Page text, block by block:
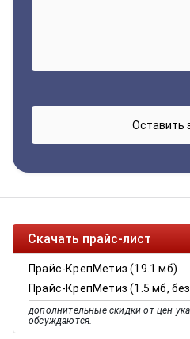
Скачать прайс-лист
Прайс-КрепМетиз (19.1 мб)
Прайс-КрепМетиз (1.5 мб,
дополнительные скидки от цен
обсуждаются.